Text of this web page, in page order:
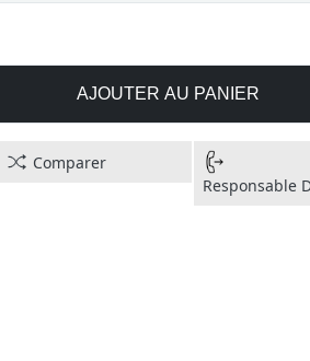
AJOUTER AU PANIER
Comparer
Responsable